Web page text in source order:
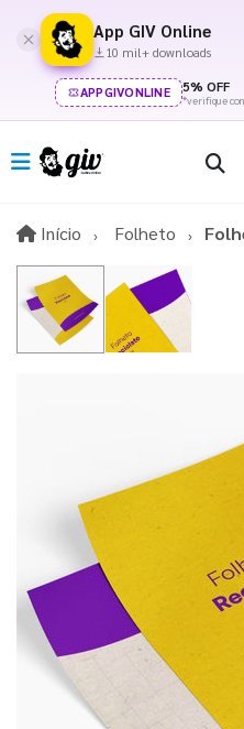
App GIV Online
10 mil+ downloads
APPGIVONLINE 5% OFF
*verifique
Início InícioFolheto